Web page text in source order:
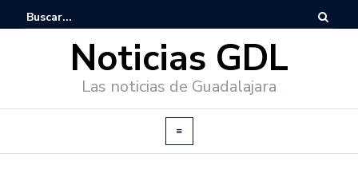
Noticias GDL
Las noticias de Guadalajara